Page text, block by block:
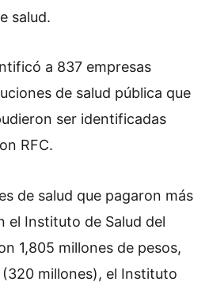
salud.
a 837 empresas
de salud pública que
ser identificadas
RFC.
de salud que pagaron más
el Instituto de Salud del
1,805 millones de pesos,
millones), el Instituto